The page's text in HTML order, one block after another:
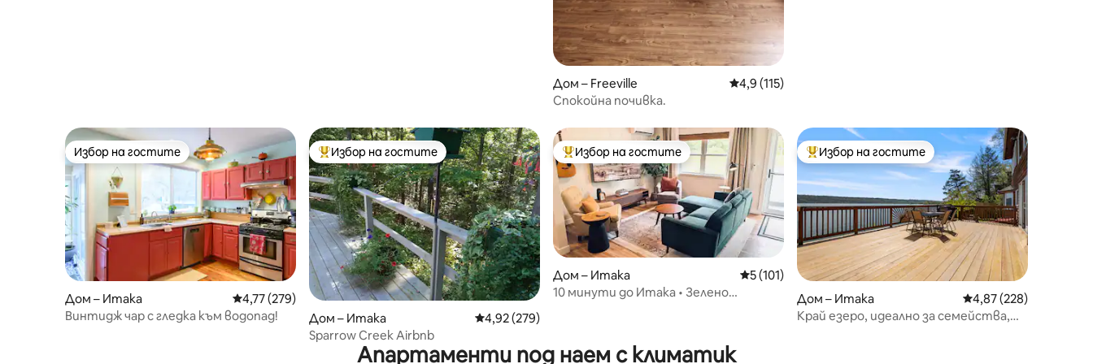
Дом – Freeville Средна оценка: 4,9 от 5, 115 отзива
4,9 (115)
Спокойна почивка.
Избор на гостите
Избор на гостите
Дом – Итака Средна оценка: 4,77 от 5, 279 отзива
4,77 (279)
Винтидж чар с гледка към водопад!
Най-популярен избор на гостите
Избор на гостите
Дом – Итака Средна оценка: 4,92 от 5, 279 отзива
4,92 (279)
Sparrow Creek Airbnb
Най-популярен избор на гостите
Избор на гостите
Дом – Итака Средна оценка: 5 от 5, 101 отзива
5 (101)
10 минути до Итака • Зелено
Най-популярен избор на гостите
Избор на гостите
Дом – Итака Средна оценка: 4,87
4,87 (228)
Край езеро, идеално за семейства,
Апартаменти под наем с климатик